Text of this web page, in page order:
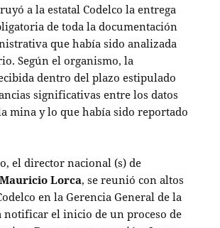
a la estatal Codelco la entrega
de toda la documentación
que había sido analizada
Según el organismo, la
dentro del plazo estipulado
significativas entre los datos
mina y lo que había sido reportado
el director nacional (s) de
Mauricio Lorca, se reunió con altos
en la Gerencia General de la
notificar el inicio de un proceso de